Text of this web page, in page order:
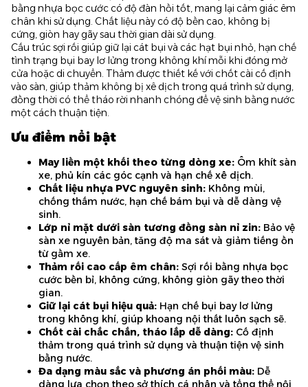
bằng nhựa bọc cước có độ đàn hồi tốt, mang lại cảm giác êm
chân khi sử dụng. Chất liệu này có độ bền cao, không bị
cứng, giòn hay gãy sau thời gian dài sử dụng.
Cấu trúc sợi rối giúp giữ lại cát bụi và các hạt bụi nhỏ, hạn chế
tình trạng bụi bay lơ lửng trong không khí mỗi khi đóng mở
cửa hoặc di chuyển. Thảm được thiết kế với chốt cài cố định
vào sàn, giúp thảm không bị xê dịch trong quá trình sử dụng,
đồng thời có thể tháo rời nhanh chóng để vệ sinh bằng nước
một cách thuận tiện.
Ưu điểm nổi bật
May liền một khối theo từng dòng xe: Ôm khít sàn
xe, phủ kín các góc cạnh và hạn chế xê dịch.
Chất liệu nhựa PVC nguyên sinh: Không mùi,
chống thấm nước, hạn chế bám bụi và dễ dàng vệ
sinh.
Lớp nỉ mặt dưới sàn tương đồng sàn nỉ zin: Bảo vệ
sàn xe nguyên bản, tăng độ ma sát và giảm tiếng ồn
từ gầm xe.
Thảm rối cao cấp êm chân: Sợi rối bằng nhựa bọc
cước bền bỉ, không cứng, không giòn gãy theo thời
gian.
Giữ lại cát bụi hiệu quả: Hạn chế bụi bay lơ lửng
trong không khí, giúp khoang nội thất luôn sạch sẽ.
Chốt cài chắc chắn, tháo lắp dễ dàng: Cố định
thảm trong quá trình sử dụng và thuận tiện vệ sinh
bằng nước.
Đa dạng màu sắc và phương án phối màu: Dễ
dàng lựa chọn theo sở thích cá nhân và tổng thể nội